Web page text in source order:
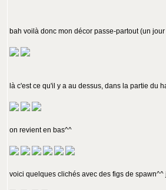
bah voilà donc mon décor passe-partout (un
là c'est ce qu'il y a au dessus, dans la partie du
on revient en bas^^
voici quelques clichés avec des figs de spawn^^